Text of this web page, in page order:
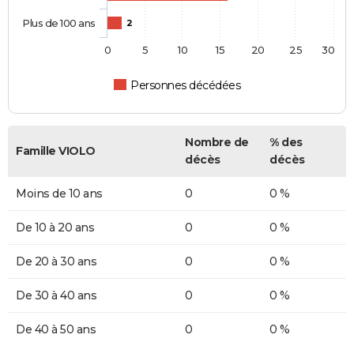
2
Personnes décédées
Plus de 100 ans
0 5 10 15 20 25 30
Famille VIOLO
Nombre de
décès
% des
décès
Moins de 10 ans 0 0 %
De 10 à 20 ans 0 0 %
De 20 à 30 ans 0 0 %
De 30 à 40 ans 0 0 %
De 40 à 50 ans 0 0 %